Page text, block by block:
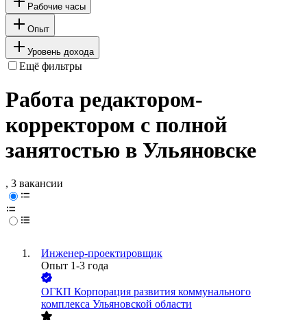
Рабочие часы
Опыт
Уровень дохода
Ещё фильтры
Работа редактором-
корректором с полной
занятостью в Ульяновске
, 3 вакансии
Инженер-проектировщик
Опыт 1-3 года
ОГКП Корпорация развития коммунального
комплекса Ульяновской области